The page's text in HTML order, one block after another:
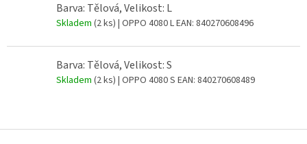
Barva: Tělová, Velikost: L
Skladem (2 ks) | OPPO 4080 LEAN: 840270608496
Barva: Tělová, Velikost: S
Skladem (2 ks) | OPPO 4080 S EAN: 840270608489